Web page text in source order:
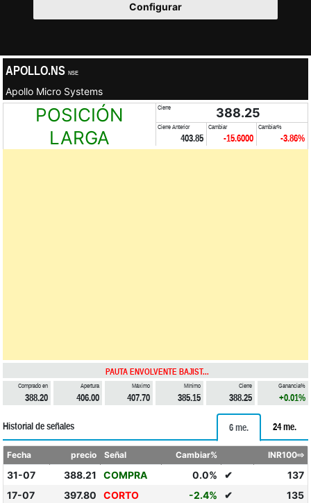
Configurar
APOLLO.NS NSE
Apollo Micro Systems
POSICIÓN
LARGA
Cierre 388.25
Cierre Anterior
403.85
Cambiar
-15.6000
Cambiar%
-3.86%
PAUTA ENVOLVENTE BAJIST...
Comprado en
388.20
Apertura
406.00
Máximo
407.70
Mínimo
385.15
Cierre
388.25
Ganancia%
+0.01%
Historial de señales 6 me. 24 me.
Fecha precio Señal Cambiar% INR100⇨
31-07 388.21 COMPRA 0.0% ✔
137
17-07
397.80 CORTO -2.4% ✔
135